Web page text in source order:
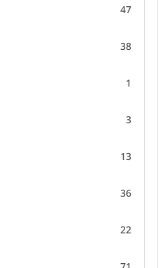
47
38
1
3
13
36
22